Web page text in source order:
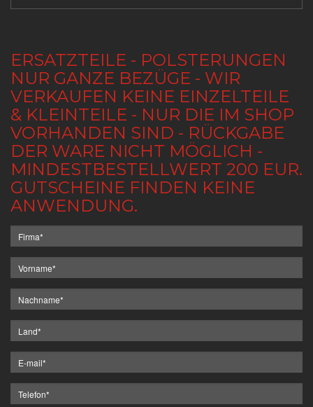
ERSATZTEILE - POLSTERUNGEN
NUR GANZE BEZÜGE - WIR
VERKAUFEN KEINE EINZELTEILE
& KLEINTEILE - NUR DIE IM SHOP
VORHANDEN SIND - RÜCKGABE
DER WARE NICHT MÖGLICH -
MINDESTBESTELLWERT 200 EUR.
GUTSCHEINE FINDEN KEINE
ANWENDUNG.